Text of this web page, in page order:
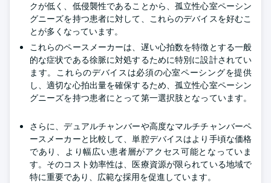
クが低く、低侵襲性であることから、孤立性心室ペーシン
グニーズを持つ患者に対して、これらのデバイスを好むこ
とが多くなっています。
これらのペースメーカーは、遅い心拍数を特徴とする一般
的な症状である徐脈に対処するために特別に設計されてい
ます。これらのデバイスは必須の心室ペーシングを提供
し、適切な心拍出量を確保するため、孤立性心室ペーシン
グニーズを持つ患者にとって第一選択肢となっています。
さらに、デュアルチャンバーや高度なマルチチャンバーペ
ースメーカーと比較して、単腔デバイスはより手頃な価格
であり、より幅広い患者層がアクセス可能となっていま
す。そのコスト効率性は、医療資源が限られている地域で
特に重要であり、広範な採用を促進しています。